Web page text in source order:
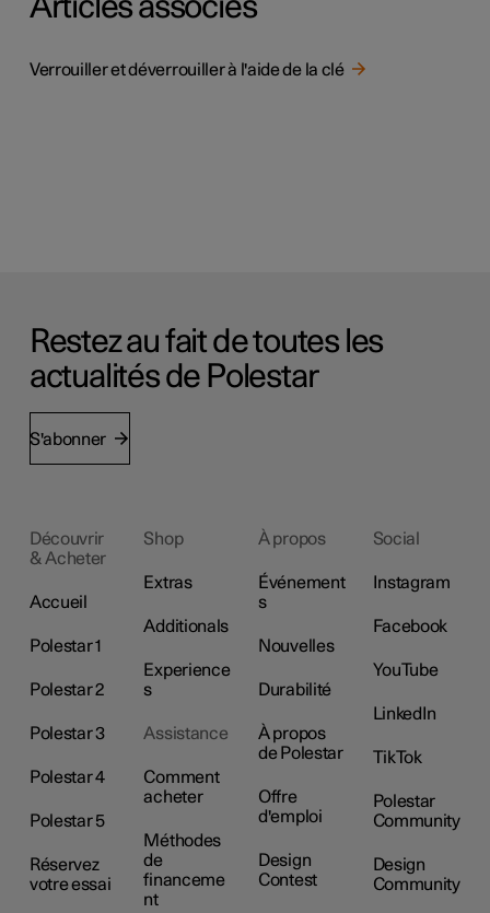
Articles associés
Verrouiller et déverrouiller à l'aide de la clé
Restez au fait de toutes les
actualités de Polestar
S'abonner
Découvrir
& Acheter
Accueil
Polestar 1
Polestar 2
Polestar 3
Polestar 4
Polestar 5
Réservez
votre essai
Shop
Extras
Additionals
Experience
s
Assistance
Comment
acheter
Méthodes
de
financeme
nt
À propos
Événement
s
Nouvelles
Durabilité
À propos
de Polestar
Offre
d'emploi
Design
Contest
Social
Instagram
Facebook
YouTube
LinkedIn
TikTok
Polestar
Community
Design
Community